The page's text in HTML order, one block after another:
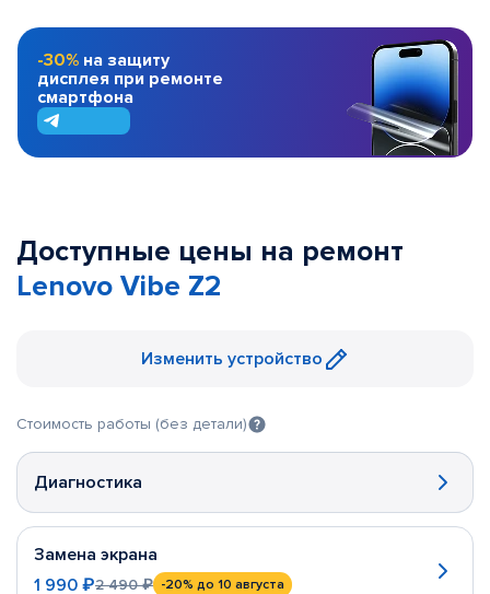
-30% на защиту
дисплея при ремонте
смартфона
Доступные цены на ремонт
Lenovo Vibe Z2
Изменить устройство
Стоимость работы (без детали)
Диагностика
Замена экрана
1 990 ₽2 490 ₽ -20% до 10 августа